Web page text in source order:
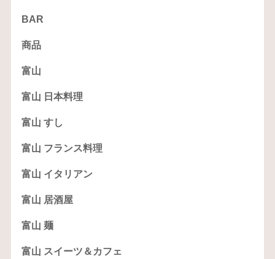
BAR
商品
富山
富山 日本料理
富山 すし
富山 フランス料理
富山 イタリアン
富山 居酒屋
富山 麺
富山 スイーツ＆カフェ